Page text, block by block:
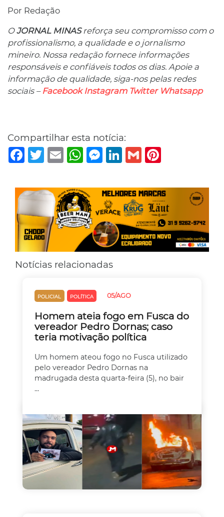
Por Redação
OJORNAL MINASreforça seu compromisso com o
profissionalismo, a qualidade e o jornalismo
mineiro. Nossa redação fornece informações
responsáveis ​​e confiáveis ​​todos os dias. Apoie a
informação de qualidade, siga-nos pelas redes
sociais – Facebook Instagram Twitter Whatsapp
Compartilhar esta notícia:
Facebook
TwitterEmail WhatsAppMessenger
LinkedIn
Gmail
Notícias relacionadas
POLICIAL POLÍTICA 05/AGO
Homem ateia fogo em Fusca do
vereador Pedro Dornas; caso
teria motivação política
Um homem ateou fogo no Fusca utilizado
pelo vereador Pedro Dornas na
madrugada desta quarta-feira (5), no bair
...